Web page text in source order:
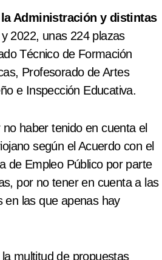
Administración y distintas
2022, unas 224 plazas
Técnico de Formación
Profesorado de Artes
e Inspección Educativa.
no haber tenido en cuenta el
según el Acuerdo con el
de Empleo Público por parte
por no tener en cuenta a las
en las que apenas hay
multitud de propuestas